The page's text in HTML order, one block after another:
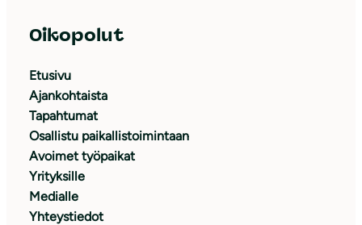
Oikopolut
Etusivu
Ajankohtaista
Tapahtumat
Osallistu paikallistoimintaan
Avoimet työpaikat
Yrityksille
Medialle
Yhteystiedot